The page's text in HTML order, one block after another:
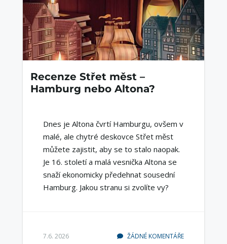
Recenze Střet měst –
Hamburg nebo Altona?
Dnes je Altona čvrtí Hamburgu, ovšem v
malé, ale chytré deskovce Střet měst
můžete zajistit, aby se to stalo naopak.
Je 16. století a malá vesnička Altona se
snaží ekonomicky předehnat sousední
Hamburg. Jakou stranu si zvolíte vy?
7.6. 2026 ŽÁDNÉ KOMENTÁŘE